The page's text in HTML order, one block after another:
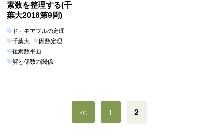
素数を整理する(千
葉大2016第9問)
ド・モアブルの定理
千葉大
因数定理
複素数平面
解と係数の関係
投
稿
≪ 1 2